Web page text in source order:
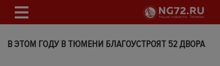
В ЭТОМ ГОДУ В ТЮМЕНИ БЛАГОУСТРОЯТ 52 ДВОРА